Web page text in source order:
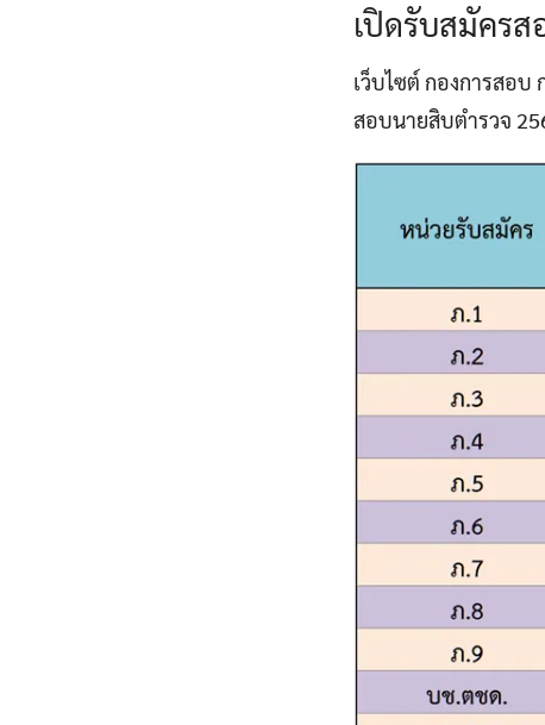
เปิดรับสมัคร
เว็บไซต์ กองการสอบ
สอบนายสิบตํารวจ